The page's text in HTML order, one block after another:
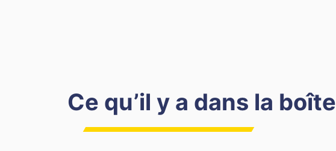
Ce qu’il y a dans la boîte